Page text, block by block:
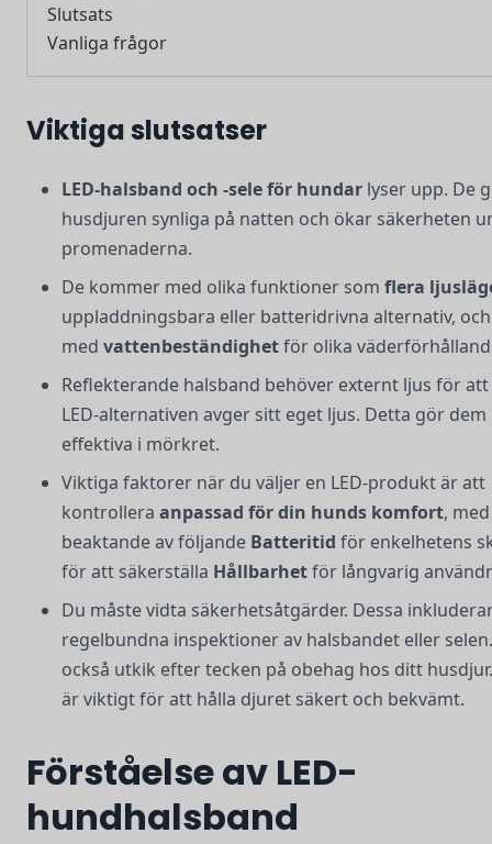
Slutsats
Vanliga frågor
Viktiga slutsatser
LED-halsband och -sele för hundar lyser upp. De
husdjuren synliga på natten och ökar säkerheten
promenaderna.
De kommer med olika funktioner som flera
uppladdningsbara eller batteridrivna alternativ,
med vattenbeständighetför olika
Reflekterande halsband behöver externt ljus för att
LED-alternativen avger sitt eget ljus. Detta gör
effektiva i mörkret.
Viktiga faktorer när du väljer en LED-produkt är att
kontrollera anpassad för din hunds komfort, med
beaktande av följande Batteritid för enkelhetens
för att säkerställa Hållbarhetför långvarig
Du måste vidta säkerhetsåtgärder. Dessa
regelbundna inspektioner av halsbandet eller
också utkik efter tecken på obehag hos ditt
är viktigt för att hålla djuret säkert och bekvämt.
Förståelse av LED-
hundhalsband